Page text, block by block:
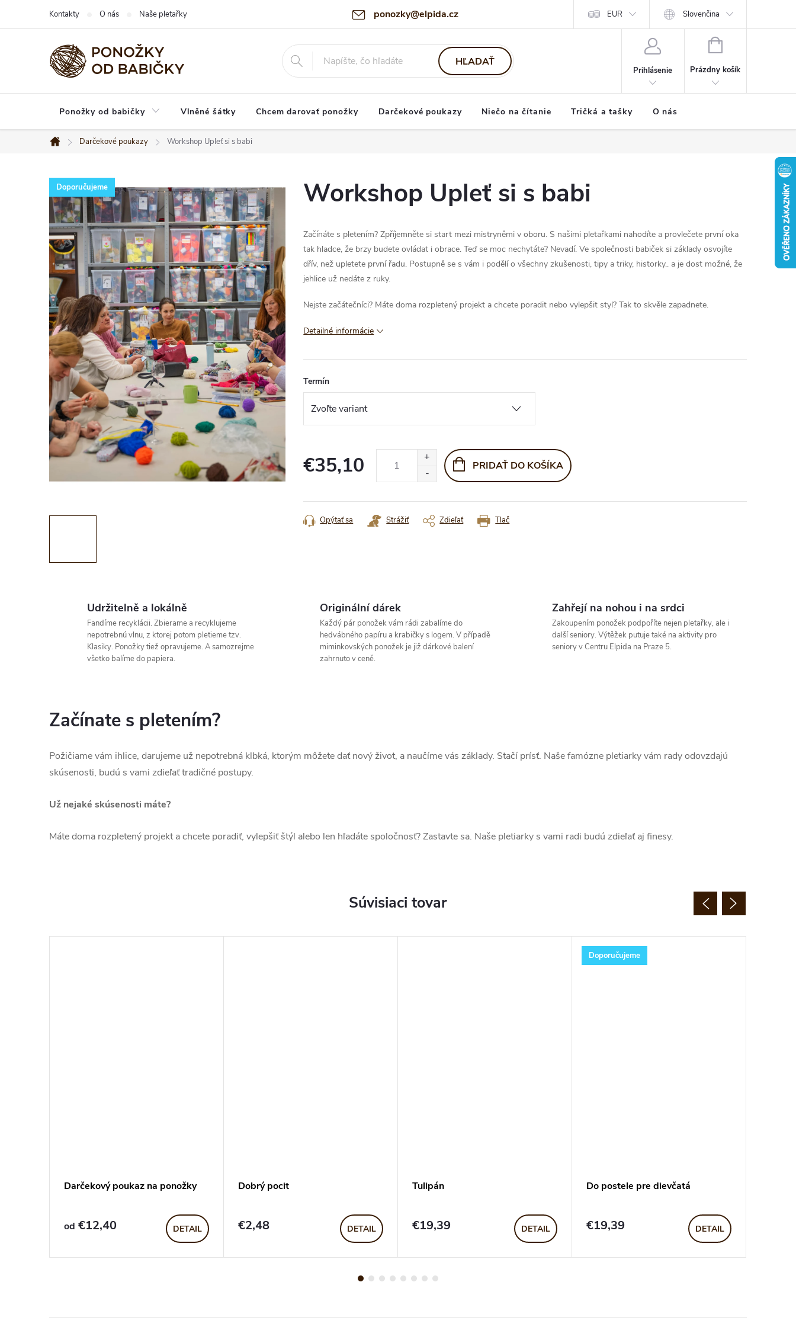
ponozky@elpida.cz
Kontakty O nás Naše pletařky EUR Slovenčina
HĽADAŤ
Prihlásenie
NÁKUPNÝ
Prázdny košík
Ponožky od babičky Vlněné šátky Chcem darovať ponožky Darčekové poukazy Niečo na čítanie Tričká a tašky O nás
Domov
Darčekové poukazy Workshop Upleť si s babi
Doporučujeme Workshop Upleť si s babi
Začínáte s pletením? Zpříjemněte si start mezi mistryněmi v oboru. S našimi pletařkami nahodíte a provlečete první oka
tak hladce, že brzy budete ovládat i obrace. Teď se moc nechytáte? Nevadí. Ve společnosti babiček si základy osvojíte
dřív, než upletete první řadu. Postupně se s vám i podělí o všechny zkušenosti, tipy a triky, historky.. a je dost možné, že
jehlice už nedáte z ruky.
Nejste začátečníci? Máte doma rozpletený projekt a chcete poradit nebo vylepšit styl? Tak to skvěle zapadnete.
Detailné informácie
Termín
€35,10 PRIDAŤ DO KOŠÍKA
Tlač
Opýtať sa Strážiť Zdieľať
Udržitelně a lokálně
Fandíme recyklácii. Zbierame a recyklujeme
nepotrebnú vlnu, z ktorej potom pletieme tzv.
Klasiky. Ponožky tiež opravujeme. A samozrejme
všetko balíme do papiera.
Originální dárek
Každý pár ponožek vám rádi zabalíme do
hedvábného papíru a krabičky s logem. V případě
miminkovských ponožek je již dárkové balení
zahrnuto v ceně.
Zahřejí na nohou i na srdci
Zakoupením ponožek podpoříte nejen pletařky, ale i
další seniory. Výtěžek putuje také na aktivity pro
seniory v Centru Elpida na Praze 5.
Začínate s pletením?
Požičiame vám ihlice, darujeme už nepotrebná klbká, ktorým môžete dať nový život, a naučíme vás základy. Stačí prísť. Naše famózne pletiarky vám rady odovzdajú
skúsenosti, budú s vami zdieľať tradičné postupy.
Už nejaké skúsenosti máte?
Máte doma rozpletený projekt a chcete poradiť, vylepšiť štýl alebo len hľadáte spoločnosť? Zastavte sa. Naše pletiarky s vami radi budú zdieľať aj finesy.
Súvisiaci tovar
Darčekový poukaz na ponožky
od €12,40 DETAIL
Dobrý pocit
€2,48 DETAIL
Tulipán
€19,39 DETAIL
Doporučujeme
Do postele pre dievčatá
€19,39 DETAIL